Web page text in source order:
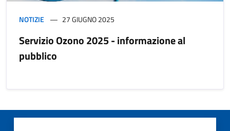
NOTIZIE 27 GIUGNO 2025
Servizio Ozono 2025 - informazione al
pubblico